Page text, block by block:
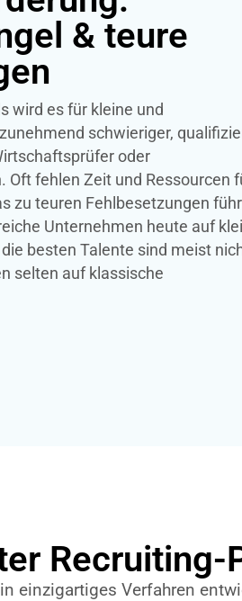
& teure
wird es für kleine und
schwieriger,
oder
fehlen Zeit und Ressourcen
zu teuren Fehlbesetzungen
Unternehmen heute auf
besten Talente sind meist
selten auf klassische
Recruiting-
einzigartiges Verfahren